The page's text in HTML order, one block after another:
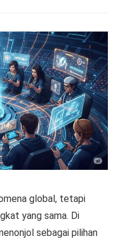
global, tetapi
yang sama. Di
sebagai pilihan